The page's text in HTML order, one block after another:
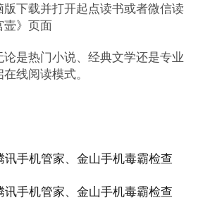
下载并打开起点读书或者微信读
壸》页面
是热门小说、经典文学还是专业
线阅读模式。
讯手机管家、金山手机毒霸检查
讯手机管家、金山手机毒霸检查